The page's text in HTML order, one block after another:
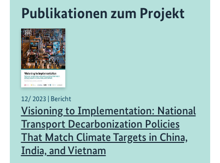
Publikationen zum Projekt
12/ 2023 | Bericht
Visioning to Implementation: National
Transport Decarbonization Policies
That Match Climate Targets in China,
India, and Vietnam